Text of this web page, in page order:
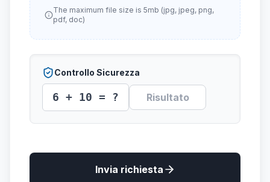
The maximum file size is 5mb (jpg, jpeg, png,
pdf, doc)
Controllo Sicurezza
6 + 10 = ?
Invia richiesta